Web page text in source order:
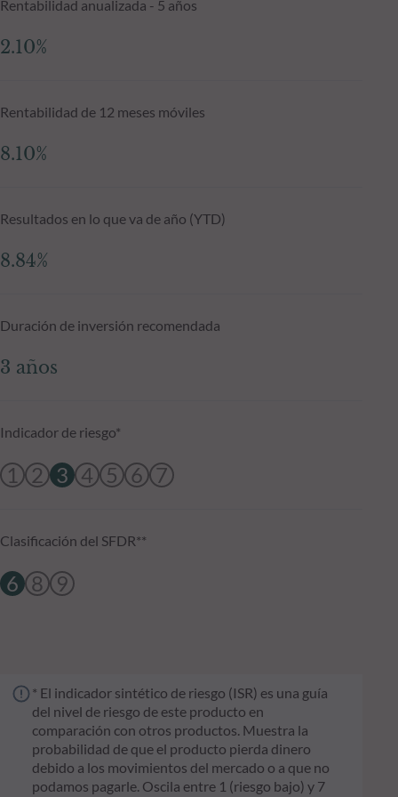
Rentabilidad anualizada - 5 años
2.10%
Rentabilidad de 12 meses móviles
8.10%
Resultados en lo que va de año (YTD)
8.84%
Duración de inversión recomendada
3 años
Indicador de riesgo*
1 2 3 4 5 6 7
Clasificación del SFDR**
6 8 9
* El indicador sintético de riesgo (ISR) es una guía
del nivel de riesgo de este producto en
comparación con otros productos. Muestra la
probabilidad de que el producto pierda dinero
debido a los movimientos del mercado o a que no
podamos pagarle. Oscila entre 1 (riesgo bajo) y 7